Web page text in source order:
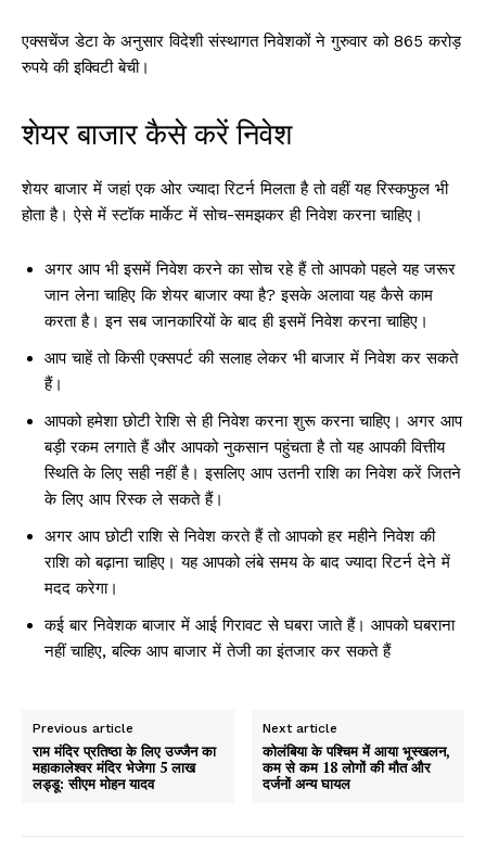
एक्सचेंज डेटा के अनुसार विदेशी संस्थागत निवेशकों ने गुरुवार को 865 करोड़
रुपये की इक्विटी बेची।
शेयर बाजार कैसे करें निवेश
शेयर बाजार में जहां एक ओर ज्यादा रिटर्न मिलता है तो वहीं यह रिस्कफुल भी
होता है। ऐसे में स्टॉक मार्केट में सोच-समझकर ही निवेश करना चाहिए।
अगर आप भी इसमें निवेश करने का सोच रहे हैं तो आपको पहले यह जरूर
जान लेना चाहिए कि शेयर बाजार क्या है? इसके अलावा यह कैसे काम
करता है। इन सब जानकारियों के बाद ही इसमें निवेश करना चाहिए।
आप चाहें तो किसी एक्सपर्ट की सलाह लेकर भी बाजार में निवेश कर सकते
हैं।
आपको हमेशा छोटी रेाशि से ही निवेश करना शुरू करना चाहिए। अगर आप
बड़ी रकम लगाते हैं और आपको नुकसान पहुंचता है तो यह आपकी वित्तीय
स्थिति के लिए सही नहीं है। इसलिए आप उतनी राशि का निवेश करें जितने
के लिए आप रिस्क ले सकते हैं।
अगर आप छोटी राशि से निवेश करते हैं तो आपको हर महीने निवेश की
राशि को बढ़ाना चाहिए। यह आपको लंबे समय के बाद ज्यादा रिटर्न देने में
मदद करेगा।
कई बार निवेशक बाजार में आई गिरावट से घबरा जाते हैं। आपको घबराना
नहीं चाहिए, बल्कि आप बाजार में तेजी का इंतजार कर सकते हैं
Previous article
राम मंदिर प्रतिष्ठा के लिए उज्जैन का
महाकालेश्वर मंदिर भेजेगा 5 लाख
लड्डू: सीएम मोहन यादव
Next article
कोलंबिया के पश्चिम में आया भूस्खलन,
कम से कम 18 लोगों की मौत और
दर्जनों अन्य घायल